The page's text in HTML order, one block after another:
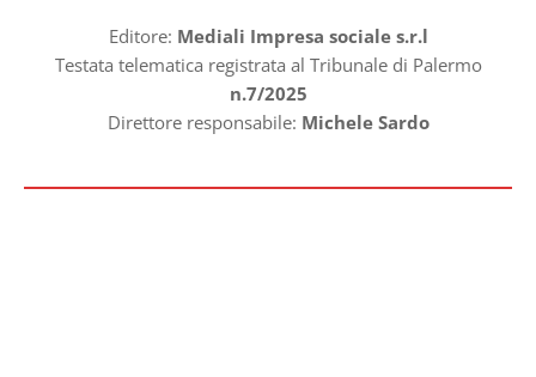
Editore: Mediali Impresa sociale s.r.l
Testata telematica registrata al Tribunale di Palermo
n.7/2025
Direttore responsabile: Michele Sardo